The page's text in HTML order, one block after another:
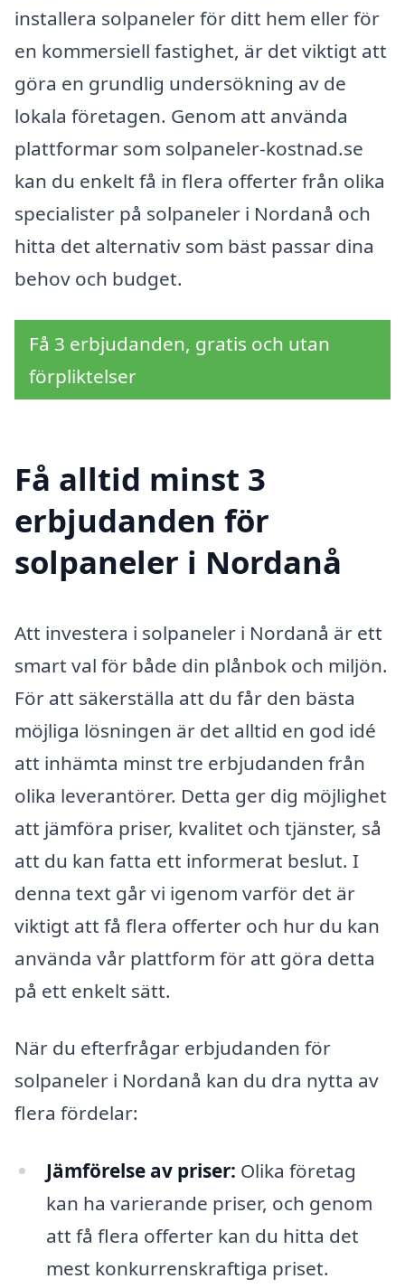
installera solpaneler för ditt hem eller för
en kommersiell fastighet, är det viktigt att
göra en grundlig undersökning av de
lokala företagen. Genom att använda
plattformar som solpaneler-kostnad.se
kan du enkelt få in flera offerter från olika
specialister på solpaneler i Nordanå och
hitta det alternativ som bäst passar dina
behov och budget.
Få 3 erbjudanden, gratis och utan
förpliktelser
Få alltid minst 3
erbjudanden för
solpaneler i Nordanå
Att investera i solpaneler i Nordanå är ett
smart val för både din plånbok och miljön.
För att säkerställa att du får den bästa
möjliga lösningen är det alltid en god idé
att inhämta minst tre erbjudanden från
olika leverantörer. Detta ger dig möjlighet
att jämföra priser, kvalitet och tjänster, så
att du kan fatta ett informerat beslut. I
denna text går vi igenom varför det är
viktigt att få flera offerter och hur du kan
använda vår plattform för att göra detta
på ett enkelt sätt.
När du efterfrågar erbjudanden för
solpaneler i Nordanå kan du dra nytta av
flera fördelar:
Jämförelse av priser: Olika företag
kan ha varierande priser, och genom
att få flera offerter kan du hitta det
mest konkurrenskraftiga priset.